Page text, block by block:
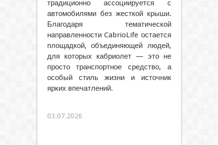
традиционно ассоциируется с
автомобилями без жесткой крыши.
Благодаря тематической
направленности CabrioLife остается
площадкой, объединяющей людей,
для которых кабриолет — это не
просто транспортное средство, а
особый стиль жизни и источник
ярких впечатлений.
03.07.2026